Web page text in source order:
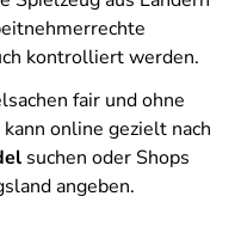
kontrolliert werden.
fair und ohne
online gezielt nach
suchen oder Shops
angeben.